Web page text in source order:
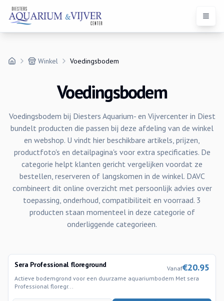
Open
Winkel Voedingsbodem
Voedingsbodem
Voedingsbodem bij Diesters Aquarium- en Vijvercenter in Diest
bundelt producten die passen bij deze afdeling van de winkel
en webshop. U vindt hier beschikbare artikels, prijzen,
productfoto's en detailpagina's voor extra specificaties. De
categorie helpt klanten gericht vergelijken voordat ze
bestellen, reserveren of langskomen in de winkel. DAVC
combineert dit online overzicht met persoonlijk advies over
toepassing, onderhoud, compatibiliteit en voorraad. 3
producten staan momenteel in deze categorie of
onderliggende categorieen.
Sera Professional floreground Vanaf€20.95
Actieve bodemgrond voor een duurzame aquariumbodem Met sera
Professional floregr...